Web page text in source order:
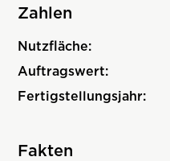
Zahlen
Nutzfläche:
Auftragswert:
Fertigstellungsjahr:
Fakten